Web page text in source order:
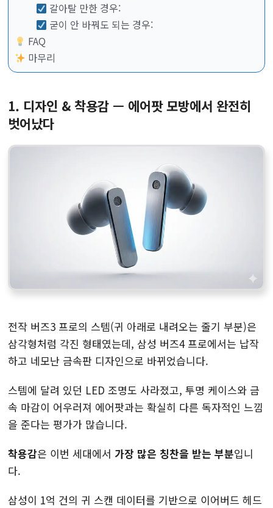
갈아탈 만한 경우:
굳이 안 바꿔도 되는 경우:
FAQ
마무리
1. 디자인 & 착용감 — 에어팟 모방에서 완전히
벗어났다
전작 버즈3 프로의 스템(귀 아래로 내려오는 줄기 부분)은
삼각형처럼 각진 형태였는데, 삼성 버즈4 프로에서는 납작
하고 네모난 금속판 디자인으로 바뀌었습니다.
스템에 달려 있던 LED 조명도 사라졌고, 투명 케이스와 금
속 마감이 어우러져 에어팟과는 확실히 다른 독자적인 느낌
을 준다는 평가가 많습니다.
착용감은 이번 세대에서 가장 많은 칭찬을 받는 부분입니
다.
삼성이 1억 건의 귀 스캔 데이터를 기반으로 이어버드 헤드